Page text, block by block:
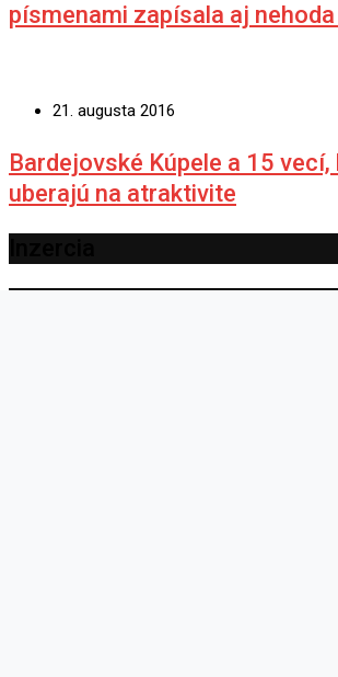
písmenami zapísala aj
21. augusta 2016
Bardejovské Kúpele a 15
uberajú na atraktivite